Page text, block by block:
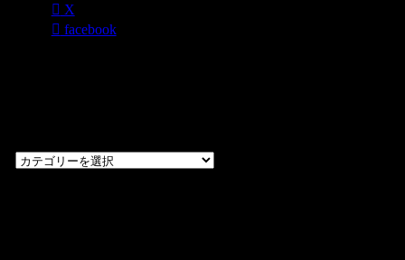
X
facebook
過